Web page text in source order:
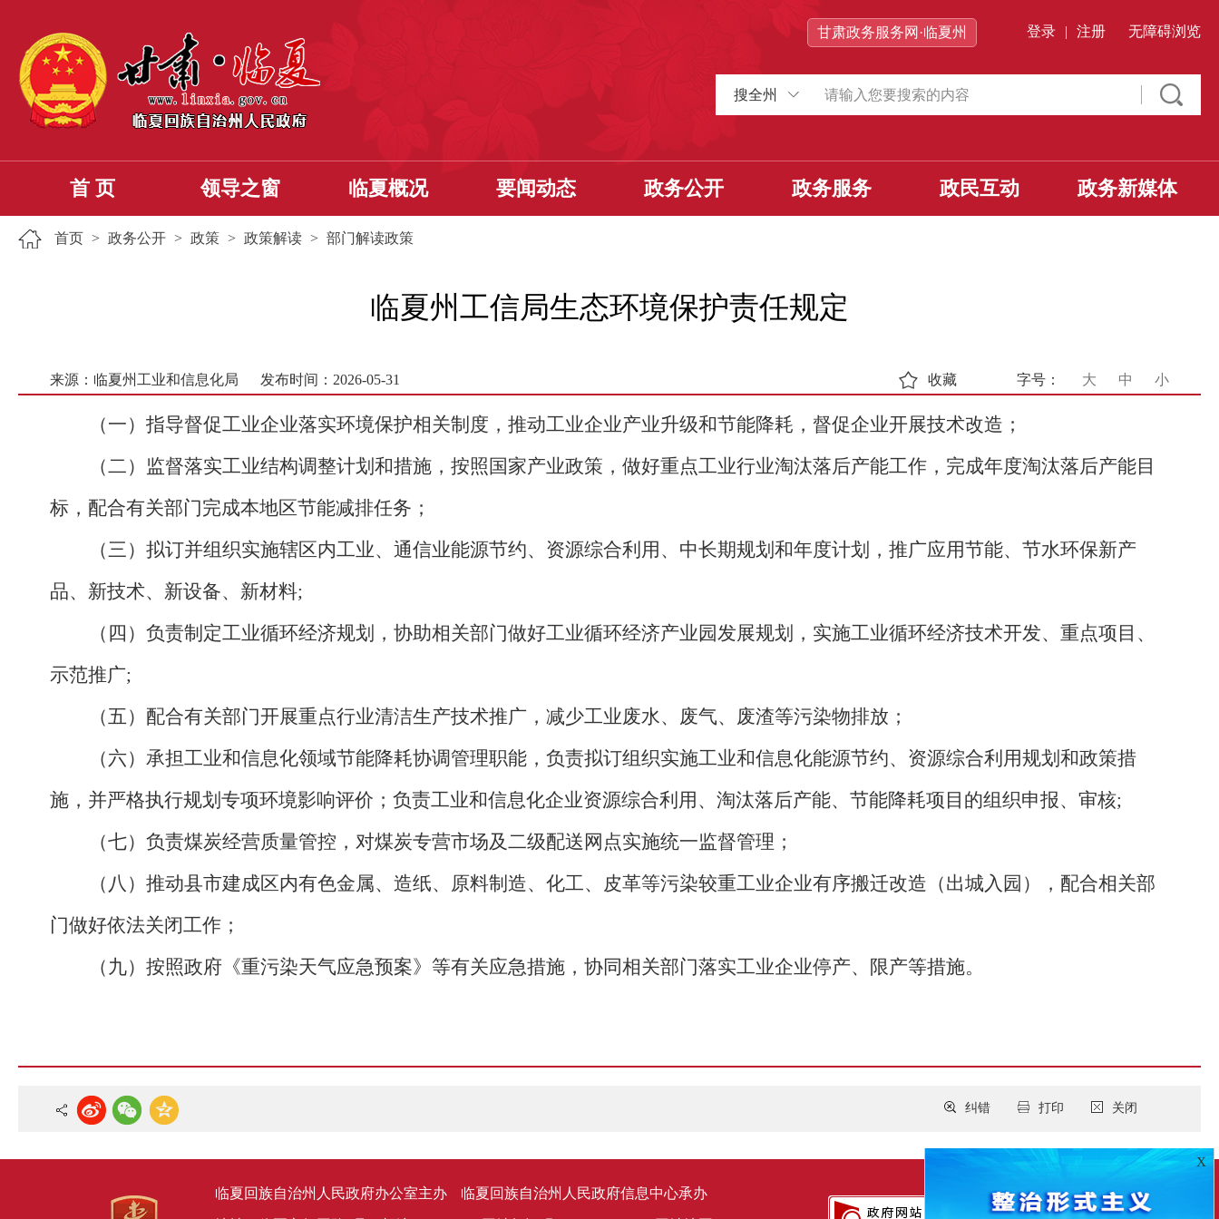
甘肃政务服务网·临夏州 登录 | 注册 无障碍浏览
搜全州
首 页 领导之窗 临夏概况 要闻动态 政务公开 政务服务 政民互动 政务新媒体
首页 > 政务公开 > 政策 > 政策解读 > 部门解读政策
临夏州工信局生态环境保护责任规定
来源：临夏州工业和信息化局 发布时间：2026-05-31 字号： 大 中 小
收藏
（一）指导督促工业企业落实环境保护相关制度，推动工业企业产业升级和节能降耗，督促企业开展技术改造；
（二）监督落实工业结构调整计划和措施，按照国家产业政策，做好重点工业行业淘汰落后产能工作，完成年度淘汰落后产能目
标，配合有关部门完成本地区节能减排任务；
（三）拟订并组织实施辖区内工业、通信业能源节约、资源综合利用、中长期规划和年度计划，推广应用节能、节水环保新产
品、新技术、新设备、新材料;
（四）负责制定工业循环经济规划，协助相关部门做好工业循环经济产业园发展规划，实施工业循环经济技术开发、重点项目、
示范推广;
（五）配合有关部门开展重点行业清洁生产技术推广，减少工业废水、废气、废渣等污染物排放；
（六）承担工业和信息化领域节能降耗协调管理职能，负责拟订组织实施工业和信息化能源节约、资源综合利用规划和政策措
施，并严格执行规划专项环境影响评价；负责工业和信息化企业资源综合利用、淘汰落后产能、节能降耗项目的组织申报、审核;
（七）负责煤炭经营质量管控，对煤炭专营市场及二级配送网点实施统一监督管理；
（八）推动县市建成区内有色金属、造纸、原料制造、化工、皮革等污染较重工业企业有序搬迁改造（出城入园），配合相关部
门做好依法关闭工作；
（九）按照政府《重污染天气应急预案》等有关应急措施，协同相关部门落实工业企业停产、限产等措施。
关闭
打印
纠错
临夏回族自治州人民政府办公室主办 临夏回族自治州人民政府信息中心承办
X